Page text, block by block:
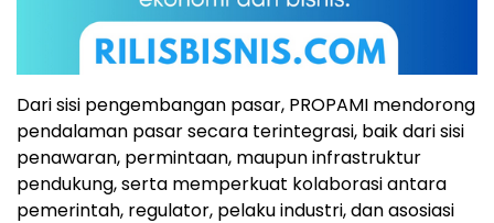
Dari sisi pengembangan pasar, PROPAMI mendorong
pendalaman pasar secara terintegrasi, baik dari sisi
penawaran, permintaan, maupun infrastruktur
pendukung, serta memperkuat kolaborasi antara
pemerintah, regulator, pelaku industri, dan asosiasi